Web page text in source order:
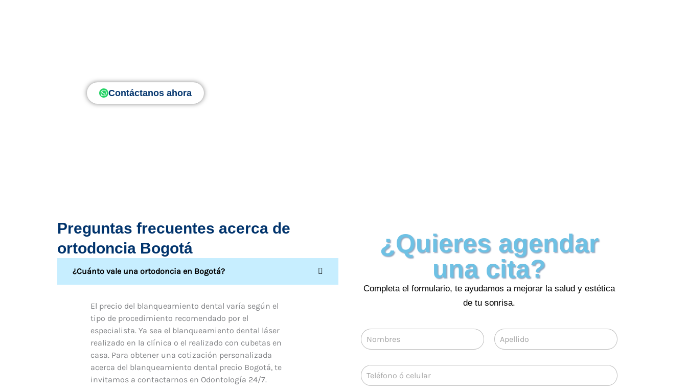
Contáctanos ahora
Preguntas frecuentes acerca de
ortodoncia Bogotá
¿Cuánto vale una ortodoncia en Bogotá?
El precio del blanqueamiento dental varía según el
tipo de procedimiento recomendado por el
especialista. Ya sea el blanqueamiento dental láser
realizado en la clínica o el realizado con cubetas en
casa. Para obtener una cotización personalizada
acerca del blanqueamiento dental precio Bogotá, te
invitamos a contactarnos en Odontología 24/7.
¿Quieres agendar
una cita?
Completa el formulario, te ayudamos a mejorar la salud y estética
de tu sonrisa.
N
o
m
r
e
T
e